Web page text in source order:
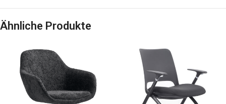
Ähnliche Produkte